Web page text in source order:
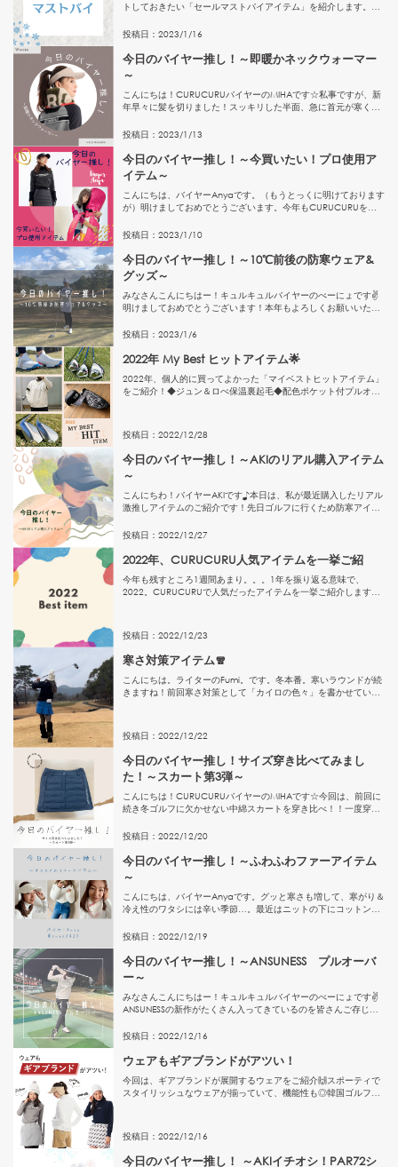
トしておきたい「セールマストバイアイテム」を紹介します。｜
物をプラスワンするのがおすすめ！ニット・ボア...
投稿日： 2023/1 /16
今日のバイヤー推し！～即暖かネックウォーマー
～
こんにちは！CURUCURUバイヤーのMIHAです☆私事ですが、新
年早々に髪を切りました！スッキリした半面、急に首元が寒くな
から暖かいネックウォーマーが欲しい！と思いCURUCUR...
投稿日： 2023/1 /13
今日のバイヤー推し！～今買いたい！プロ使用ア
イテム～
こんにちは、バイヤーAnyaです。（もうとっくに明けております
が）明けましておめでとうございます。今年もCURUCURUをど
買いたい！プロ使用アイテム」。華やかな女子プロゴルファー
投稿日： 2023/1 /10
今日のバイヤー推し！～10℃前後の防寒ウェア&
グッズ～
みなさんこんにちはー！キュルキュルバイヤーのべーにょです✌
明けましておめでとうございます！本年もよろしくお願いいたし
クリスマスと大晦日にラウンドをしてきました！特にクリスマ
投稿日： 2023/1/6
2022年 My Best ヒットアイテム🌟
2022年、個人的に買ってよかった「マイベストヒットアイテム」
をご紹介！◆ジュン＆ロぺ保温裏起毛◆配色ポケット付プルオー
て...
投稿日： 2022/12/28
今日のバイヤー推し！～AKIのリアル購入アイテム
～
こんにちわ！バイヤーAKIです♪本日は、私が最近購入したリアル
激推しアイテムのご紹介です！先日ゴルフに行くため防寒アイテ
た！！私の防寒のポイントは手と耳！冬はあったかグローブ。こ
投稿日： 2022/12/27
2022年、CURUCURU人気アイテムを一挙ご紹
今年も残すところ1週間あまり。。。1年を振り返る意味で、
2022。CURUCURUで人気だったアイテムを一挙ご紹介します！
投稿日： 2022/12/23
寒さ対策アイテム🧣
こんにちは。ライターのFumi。です。冬本番。寒いラウンドが続
きますね！前回寒さ対策として「カイロの色々」を書かせていた
バ付...
投稿日： 2022/12/22
今日のバイヤー推し！サイズ穿き比べてみまし
た！～スカート第3弾～
こんにちは！CURUCURUバイヤーのMIHAです☆今回は、前回に
続き冬ゴルフに欠かせない中綿スカートを穿き比べ！！一度穿い
カートです♡ブリーフィングゴルフサイドロゴ★異素...
投稿日： 2022/12/20
今日のバイヤー推し！～ふわふわファーアイテム
～
こんにちは、バイヤーAnyaです。グッと寒さも増して、寒がり＆
冷え性のワタシには辛い季節…。最近はニットの下にコットンや
に負けそうになりそうな時はふわふわのファー素材に癒された
い！見...
投稿日： 2022/12/19
今日のバイヤー推し！～ANSUNESS プルオーバ
ー～
みなさんこんにちはー！キュルキュルバイヤーのべーにょです✌
ANSUNESSの新作がたくさん入ってきているのを皆さんご存じで
ます♪色々なシーンに使える万能アイテムなんですよ♡ま...
投稿日： 2022/12/16
ウェアもギアブランドがアツい！
今回は、ギアブランドが展開するウェアをご紹介🙌スポーティで
スタイリッシュなウェアが揃っていて、機能性も◎韓国ゴルファ
もデ...
投稿日： 2022/12/16
今日のバイヤー推し！ ～AKIイチオシ！PAR72シ